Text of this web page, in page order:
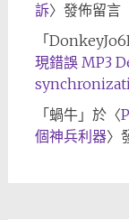
訴〉發佈留言
「
現錯誤 MP3
「 蝸牛」於〈
個神兵利器〉